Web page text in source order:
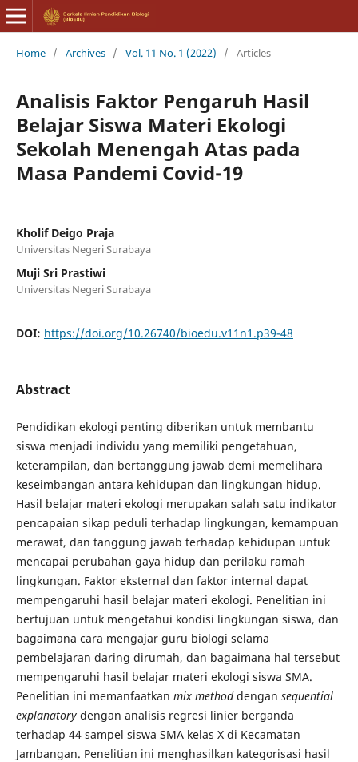
Home / Archives / Vol. 11 No. 1 (2022) / Articles
Analisis Faktor Pengaruh Hasil
Belajar Siswa Materi Ekologi
Sekolah Menengah Atas pada
Masa Pandemi Covid-19
Kholif Deigo Praja
Universitas Negeri Surabaya
Muji Sri Prastiwi
Universitas Negeri Surabaya
DOI: https://doi.org/10.26740/bioedu.v11n1.p39-48
Abstract
Pendidikan ekologi penting diberikan untuk membantu
siswa menjadi individu yang memiliki pengetahuan,
keterampilan, dan bertanggung jawab demi memelihara
keseimbangan antara kehidupan dan lingkungan hidup.
Hasil belajar materi ekologi merupakan salah satu indikator
pencapaian sikap peduli terhadap lingkungan, kemampuan
merawat, dan tanggung jawab terhadap kehidupan untuk
mencapai perubahan gaya hidup dan perilaku ramah
lingkungan. Faktor eksternal dan faktor internal dapat
mempengaruhi hasil belajar materi ekologi. Penelitian ini
bertujuan untuk mengetahui kondisi lingkungan siswa, dan
bagaimana cara mengajar guru biologi selama
pembelajaran daring dirumah, dan bagaimana hal tersebut
mempengaruhi hasil belajar materi ekologi siswa SMA.
Penelitian ini memanfaatkan mix methoddengan sequential
explanatory dengan analisis regresi linier berganda
terhadap 44 sampel siswa SMA kelas X di Kecamatan
Jambangan. Penelitian ini menghasilkan kategorisasi hasil